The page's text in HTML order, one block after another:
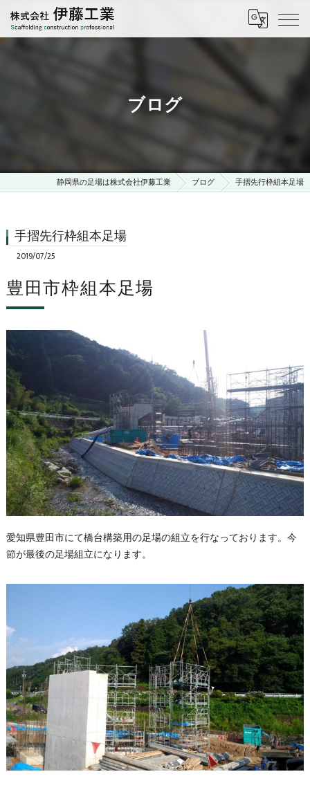
ブログ
静岡県の足場は株式会社伊藤工業 ブログ 手摺先行枠組本足場
手摺先行枠組本足場
2019/07/25
豊田市枠組本足場
愛知県豊田市にて橋台構築用の足場の組立を行なっております。今
節が最後の足場組立になります。